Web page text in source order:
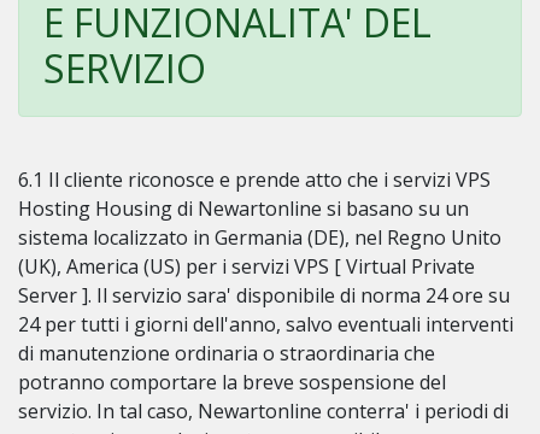
E FUNZIONALITA' DEL
SERVIZIO
6.1 Il cliente riconosce e prende atto che i servizi VPS
Hosting Housing di Newartonline si basano su un
sistema localizzato in Germania (DE), nel Regno Unito
(UK), America (US) per i servizi VPS [ Virtual Private
Server ]. Il servizio sara' disponibile di norma 24 ore su
24 per tutti i giorni dell'anno, salvo eventuali interventi
di manutenzione ordinaria o straordinaria che
potranno comportare la breve sospensione del
servizio. In tal caso, Newartonline conterra' i periodi di